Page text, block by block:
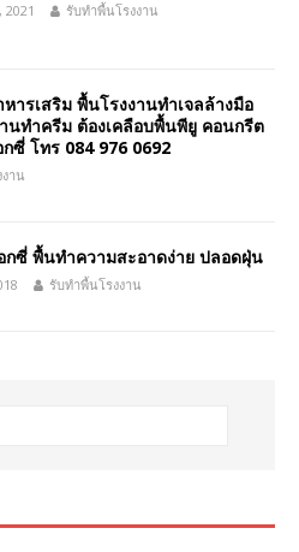
รับทำพื้นโรงงาน
ารเสริม พื้นโรงงานทำเจลล้างมือ
นทำครีม ต้องเคลือบพื้นพียู คอนกรีต
ซี่ โทร 084 976 0692
าน
กซี่ พื้นทำความสะอาดง่าย ปลอดฝุ่น
รับทำพื้นโรงงาน